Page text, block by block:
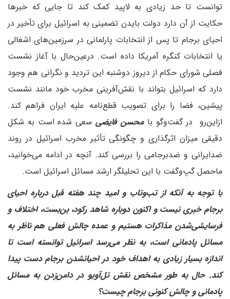
توانست تا حد زیادی به لاپید کمک کند تا جایی که خبرها
حکایت از آن دارد دولت بایدن تضمینی به اسرائیل برای تأخیر در
احیای برجام تا پس از انتخابات پارلمانی در سرزمین‌های اشغالی
یا انتخابات کنگره آمریکا داده است. در‌عین‌حال با آغاز نشست
فصلی شورای حکام از دیروز دوشنبه این تردید و نگرانی هم وجود
دارد که اسرائیل بتواند با نقش‌آفرینی مخرب خود مانند نشست
پیشین، فضا را برای تصویب قطع‌نامه علیه ایران فراهم کند.
از‌این‌رو در گفت‌وگو بامحسن فایضیسعی شده است به شکل
دقیقی میزان اثرگذاری و چگونگی تأثیر مخرب اسرائیل در روند
ضد‌ایرانی و ضد‌برجامی را بررسی کند. آنچه در ادامه می‌خوانید،
ماحصل گپ‌و‌گفت با این تحلیلگر ارشد مسائل اسرائیل است.
با توجه به آنکه از تب‌و‌تاب و امید چند هفته قبل درباره احیای
برجام خبری نیست و اکنون دوباره شاهد رکود، بن‌بست، اختلاف و
فرسایشی‌شدن مذاکرات هستیم و عمده چالش فعلی هم ناظر به
مسائل پادمانی است، به نظر می‌رسد اسرائیل توانسته است تا
اندازه بسیار زیادی به اهداف خود در احیانشدن برجام دست پیدا
کند. حال به طور مشخص نقش تل‌آویو در دامن‌زدن به مسائل
پادمانی و چالش کنونی برجام چیست؟